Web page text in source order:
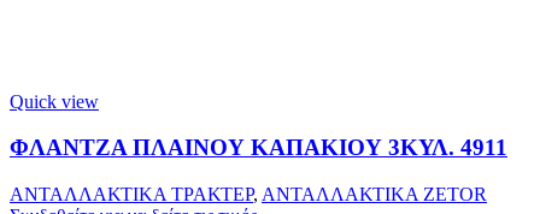
Quick view
ΦΛΑΝΤΖΑ ΠΛΑΙΝΟΥ ΚΑΠΑΚΙΟΥ 3ΚΥΛ. 4911
ΑΝΤΑΛΛΑΚΤΙΚΑ ΤΡΑΚΤΕΡ, ΑΝΤΑΛΛΑΚΤΙΚΑ ZETOR